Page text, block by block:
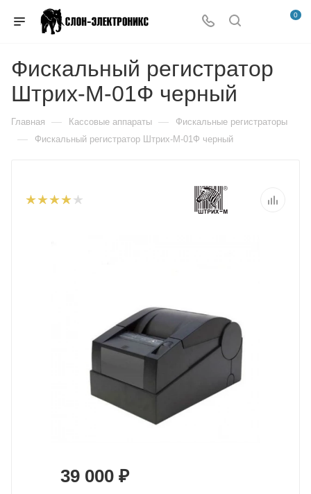
0
Фискальный регистратор
Штрих-М-01Ф черный
Главная — Кассовые аппараты — Фискальные регистраторы
— Фискальный регистратор Штрих-М-01Ф черный
39 000 ₽